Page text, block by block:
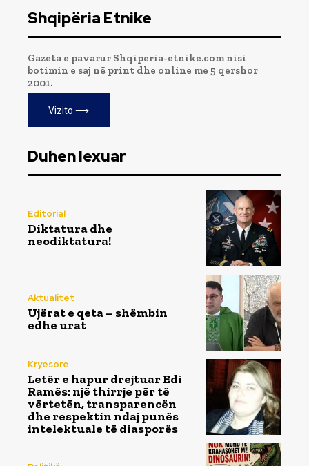
Shqipëria Etnike
Gazeta e pavarur Shqiperia-etnike.com nisi
botimin e saj në print dhe online me 5 qershor
2001.
Vizito ⟶
Duhen lexuar
Editorial
Diktatura dhe
neodiktatura!
Aktualitet
Ujërat e qeta – shëmbin
edhe urat
Kryesore
Letër e hapur drejtuar Edi
Ramës: një thirrje për të
vërtetën, transparencën
dhe respektin ndaj punës
intelektuale të diasporës